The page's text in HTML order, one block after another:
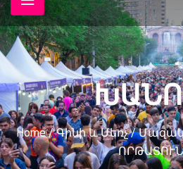
Home/Գինի և Մեռչ/